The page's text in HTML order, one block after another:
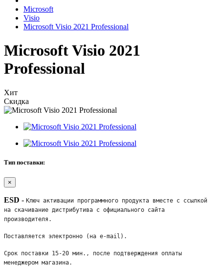
Microsoft
Visio
Microsoft Visio 2021 Professional
Microsoft Visio 2021
Professional
Хит
Скидка
Тип поставки:
×
ESD - Ключ активации программного продукта вместе с ссылкой
на скачивание дистрибутива с официального сайта
производителя.
Поставляется электронно (на e-mail).
Срок поставки 15-20 мин., после подтверждения оплаты
менеджером магазина.